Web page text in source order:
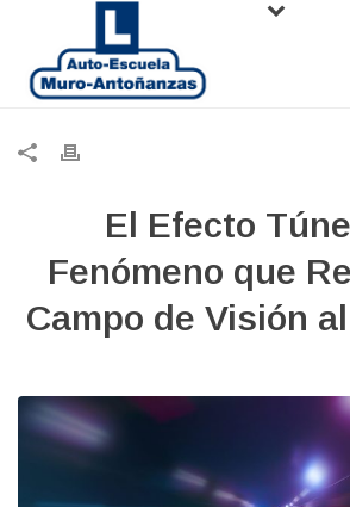
El Efecto
Fenómeno que
Campo de Visión